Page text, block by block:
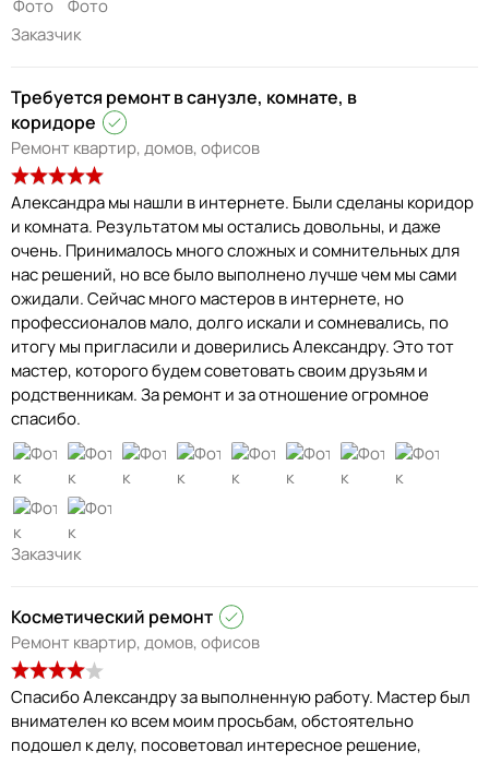
Заказчик
Требуется ремонт в санузле, комнате, в
коридоре
Ремонт квартир, домов, офисов
Александра мы нашли в интернете. Были сделаны коридор
и комната. Результатом мы остались довольны, и даже
очень. Принималось много сложных и сомнительных для
нас решений, но все было выполнено лучше чем мы сами
ожидали. Сейчас много мастеров в интернете, но
профессионалов мало, долго искали и сомневались, по
итогу мы пригласили и доверились Александру. Это тот
мастер, которого будем советовать своим друзьям и
родственникам. За ремонт и за отношение огромное
спасибо.
Заказчик
Косметический ремонт
Ремонт квартир, домов, офисов
Спасибо Александру за выполненную работу. Мастер был
внимателен ко всем моим просьбам, обстоятельно
подошел к делу, посоветовал интересное решение,